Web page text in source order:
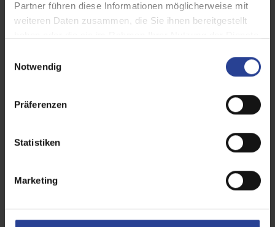
Partner führen diese Informationen möglicherweise mit
weiteren Daten zusammen, die Sie ihnen bereitgestellt
Notwendig
Präferenzen
Statistiken
Marketing
Garagentore in Holzoptik